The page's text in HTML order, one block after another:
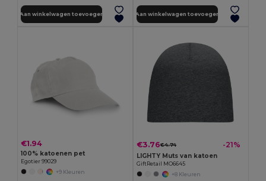
Aan winkelwagen toevoegen Aan winkelwagen toevoegen
€1.94
100% katoenen pet
Egotier 99029
+9 Kleuren
€3.76€4.74 -21%
LIGHTY Muts van katoen
GiftRetail MO6645
+8 Kleuren